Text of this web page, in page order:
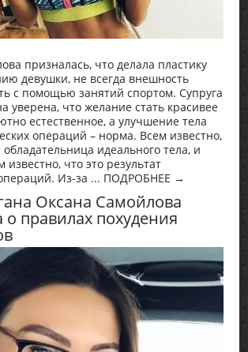
призналась, что делала пластику
девушки, не всегда внешность
с помощью занятий спортом. Супруга
уверена, что желание стать красивее
естественное, а улучшение тела
операций – норма. Всем известно,
идеального тела, и
что это результат
Из-за ... ПОДРОБНЕЕ →
Оксана Самойлова
о правилах похудения